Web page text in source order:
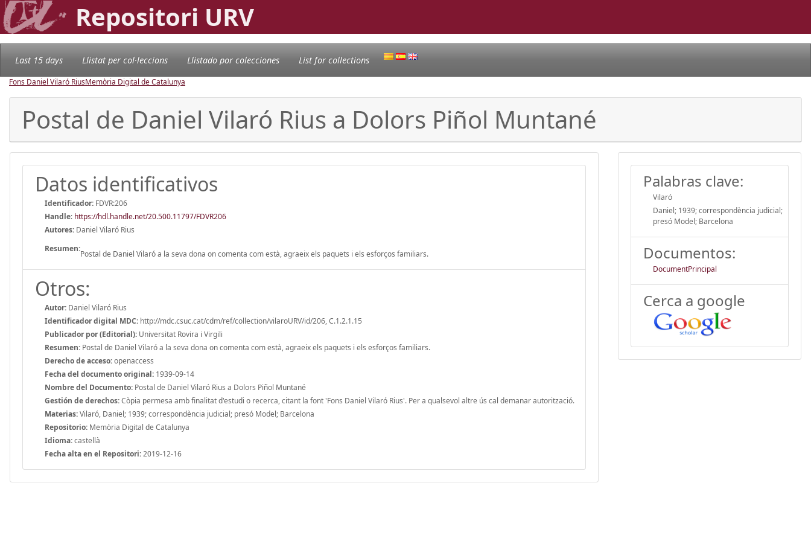
Repositori URV
Last 15 days Llistat per col·leccions Llistado por colecciones List for collections
Fons Daniel Vilaró RiusMemòria Digital de Catalunya
Postal de Daniel Vilaró Rius a Dolors Piñol Muntané
Datos identificativos
Identificador: FDVR:206
Handle: https://hdl.handle.net/20.500.11797/FDVR206
Autores: Daniel Vilaró Rius
Resumen:
Postal de Daniel Vilaró a la seva dona on comenta com està, agraeix els paquets i els esforços familiars.
Otros:
Autor: Daniel Vilaró Rius
Identificador digital MDC: http://mdc.csuc.cat/cdm/ref/collection/vilaroURV/id/206, C.1.2.1.15
Publicador por (Editorial): Universitat Rovira i Virgili
Resumen: Postal de Daniel Vilaró a la seva dona on comenta com està, agraeix els paquets i els esforços familiars.
Derecho de acceso:openaccess
Fecha del documento original: 1939-09-14
Nombre del Documento: Postal de Daniel Vilaró Rius a Dolors Piñol Muntané
Gestión de derechos:Còpia permesa amb finalitat d'estudi o recerca, citant la font 'Fons Daniel Vilaró Rius'. Per a qualsevol altre ús cal demanar autorització.
Materias:Vilaró, Daniel; 1939; correspondència judicial; presó Model; Barcelona
Repositorio: Memòria Digital de Catalunya
Idioma:castellà
Fecha alta en el Repositori:2019-12-16
Palabras clave:
Vilaró
Daniel; 1939; correspondència judicial;
presó Model; Barcelona
Documentos:
DocumentPrincipal
Cerca a google